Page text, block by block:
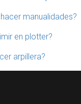
manualidades?
en plotter?
arpillera?